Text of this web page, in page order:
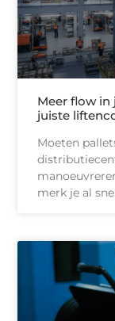
Meer flow
juiste
Moeten
merk je al